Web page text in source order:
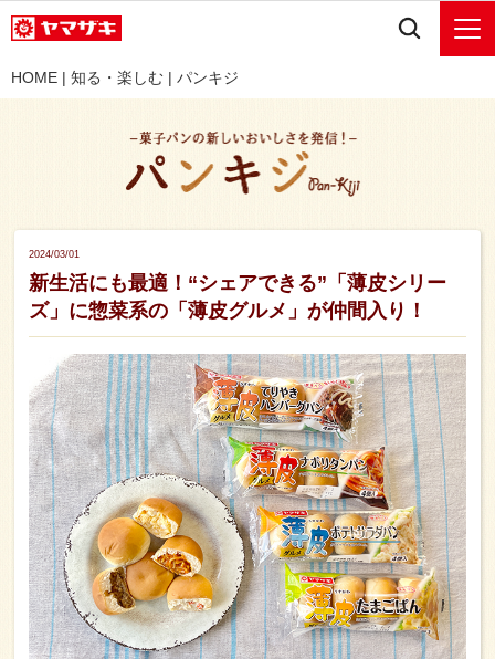
HOME | 知る・楽しむ | パンキジ
2024/03/01
新生活にも最適！“シェアできる”「薄皮シリー
ズ」に惣菜系の「薄皮グルメ」が仲間入り！